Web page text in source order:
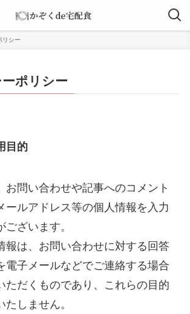
リシー
ポリシー
目的
お問い合わせや記事へのコメント
ールアドレス等の個人情報を入力
ざいます。
報は、お問い合わせに対する回答
電子メールなどでご連絡する場合
ただくものであり、これらの目的
たしません。